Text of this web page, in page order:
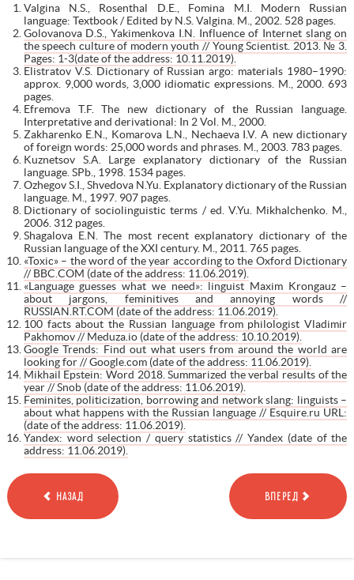
Valgina N.S., Rosenthal D.E., Fomina M.I. Modern Russian
language: Textbook / Edited by N.S. Valgina. M., 2002. 528 pages.
Golovanova D.S., Yakimenkova I.N. Influence of Internet slang on
the speech culture of modern youth // Young Scientist. 2013. № 3.
Pages: 1-3(date of the address: 10.11.2019).
Elistratov V.S. Dictionary of Russian argo: materials 1980–1990:
approx. 9,000 words, 3,000 idiomatic expressions. M., 2000. 693
pages.
Efremova T.F. The new dictionary of the Russian language.
Interpretative and derivational: In 2 Vol. M., 2000.
Zakharenko E.N., Komarova L.N., Nechaeva I.V. A new dictionary
of foreign words: 25,000 words and phrases. M., 2003. 783 pages.
Kuznetsov S.A. Large explanatory dictionary of the Russian
language. SPb., 1998. 1534 pages.
Ozhegov S.I., Shvedova N.Yu. Explanatory dictionary of the Russian
language. M., 1997. 907 pages.
Dictionary of sociolinguistic terms / ed. V.Yu. Mikhalchenko. M.,
2006. 312 pages.
Shagalova E.N. The most recent explanatory dictionary of the
Russian language of the XXI century. M., 2011. 765 pages.
«Toxic» – the word of the year according to the Oxford Dictionary
// BBC.COM (date of the address: 11.06.2019).
«Language guesses what we need»: linguist Maxim Krongauz –
about jargons, feminitives and annoying words //
RUSSIAN.RT.COM (date of the address: 11.06.2019).
100 facts about the Russian language from philologist Vladimir
Pakhomov // Meduza.io (date of the address: 10.10.2019).
Google Trends: Find out what users from around the world are
looking for // Google.com (date of the address: 11.06.2019).
Mikhail Epstein: Word 2018. Summarized the verbal results of the
year // Snob (date of the address: 11.06.2019).
Feminites, politicization, borrowing and network slang: linguists –
about what happens with the Russian language // Esquire.ru URL:
(date of the address: 11.06.2019).
Yandex: word selection / query statistics // Yandex (date of the
address: 11.06.2019).
НАЗАД ВПЕРЕД